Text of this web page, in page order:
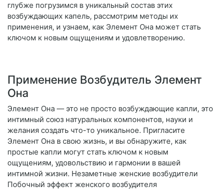
глубже погрузимся в уникальный состав этих
возбуждающих капель, рассмотрим методы их
применения, и узнаем, как Элемент Она может стать
ключом к новым ощущениям и удовлетворению.
Применение Возбудитель Элемент
Она
Элемент Она — это не просто возбуждающие капли, это
интимный союз натуральных компонентов, науки и
желания создать что-то уникальное. Пригласите
Элемент Она в свою жизнь, и вы обнаружите, как
простые капли могут стать ключом к новым
ощущениям, удовольствию и гармонии в вашей
интимной жизни. Незаметные женские возбудители
Побочный эффект женского возбудителя